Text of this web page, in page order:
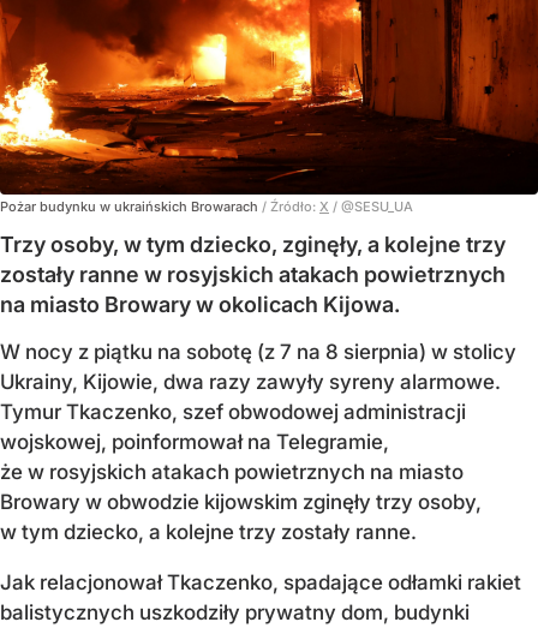
Pożar budynku w ukraińskich Browarach / Źródło: X / @SESU_UA
Trzy osoby, w tym dziecko, zginęły, a kolejne trzy
zostały ranne w rosyjskich atakach powietrznych
na miasto Browary w okolicach Kijowa.
W nocy z piątku na sobotę (z 7 na 8 sierpnia) w stolicy
Ukrainy, Kijowie, dwa razy zawyły syreny alarmowe.
Tymur Tkaczenko, szef obwodowej administracji
wojskowej, poinformował na Telegramie,
że w rosyjskich atakach powietrznych na miasto
Browary w obwodzie kijowskim zginęły trzy osoby,
w tym dziecko, a kolejne trzy zostały ranne.
Jak relacjonował Tkaczenko, spadające odłamki rakiet
balistycznych uszkodziły prywatny dom, budynki